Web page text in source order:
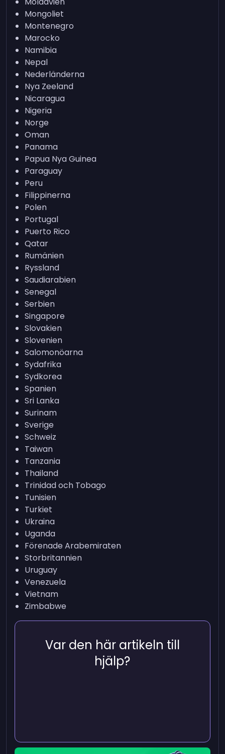
Mongoliet
Montenegro
Marocko
Namibia
Nepal
Nederländerna
Nya Zeeland
Nicaragua
Nigeria
Norge
Oman
Panama
Papua Nya Guinea
Paraguay
Peru
Filippinerna
Polen
Portugal
Puerto Rico
Qatar
Rumänien
Ryssland
Saudiarabien
Senegal
Serbien
Singapore
Slovakien
Slovenien
Salomonöarna
Sydafrika
Sydkorea
Spanien
Sri Lanka
Surinam
Sverige
Schweiz
Taiwan
Tanzania
Thailand
Trinidad och Tobago
Tunisien
Turkiet
Ukraina
Uganda
Förenade Arabemiraten
Storbritannien
Uruguay
Venezuela
Vietnam
Zimbabwe
Var den här artikeln till
hjälp?